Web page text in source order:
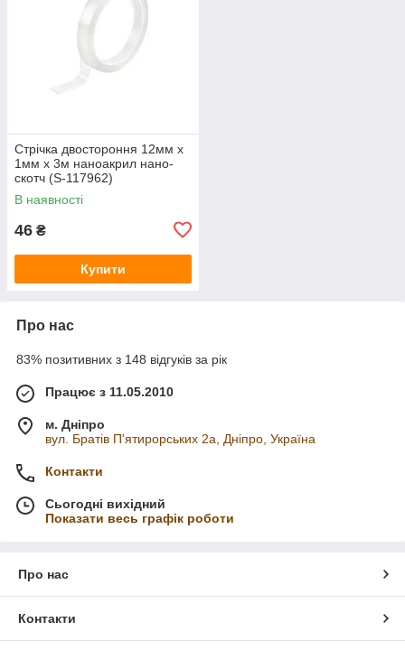
Стрічка двостороння 12мм x
1мм x 3м наноакрил нано-
скотч (S-117962)
В наявності
46 ₴
Купити
Про нас
83% позитивних з 148 відгуків за рік
Працює з 11.05.2010
м. Дніпро
вул. Братів П'ятирорських 2а, Дніпро, Україна
Контакти
Сьогодні вихідний
Показати весь графік роботи
Про нас
Контакти